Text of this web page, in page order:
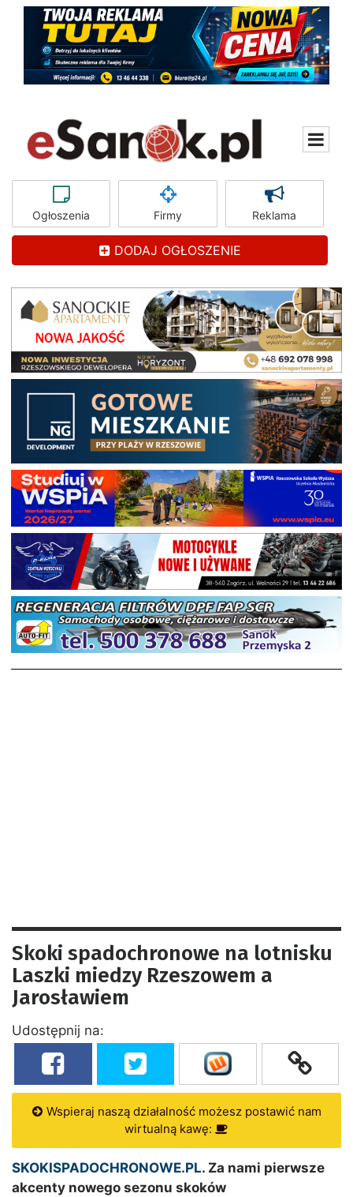
Ogłoszenia Firmy Reklama
DODAJ OGŁOSZENIE
Skoki spadochronowe na lotnisku
Laszki miedzy Rzeszowem a
Jarosławiem
Udostępnij na:
Wspieraj naszą działalność możesz postawić nam
wirtualną kawę:
SKOKISPADOCHRONOWE.PL. Za nami pierwsze
akcenty nowego sezonu skoków